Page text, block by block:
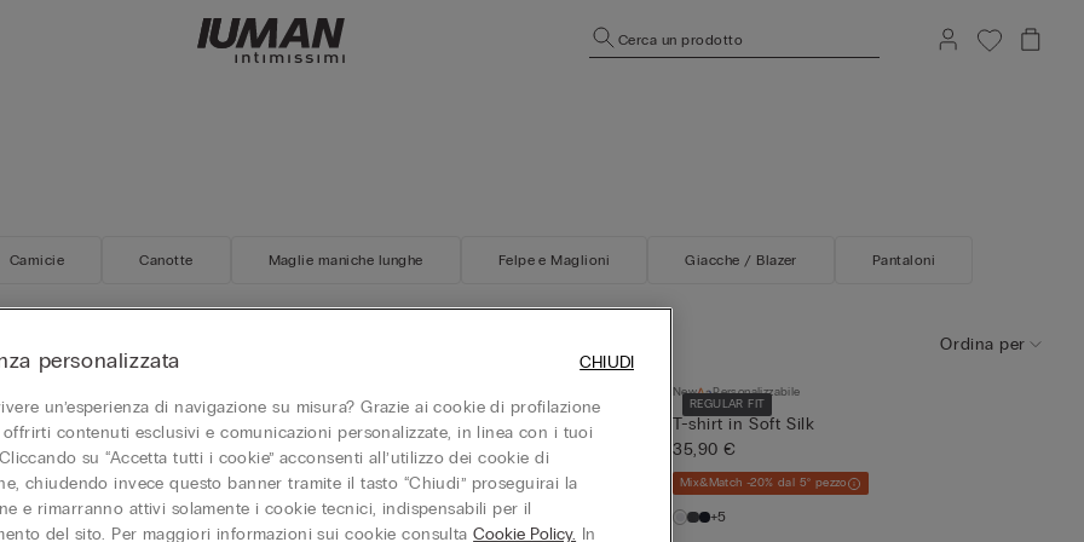
Cerca un prodotto
Camicie Canotte Maglie maniche lunghe Felpe e Maglioni Giacche / Blazer Pantaloni
Ordina per
Touch
100% Lino Soft
5° pezzo
OVERSIZE
T-shirt Oversize in 100% Cotone
Mix&Match -20% dal 5° pezzo
+5
REGULAR FIT
New Personalizzabile
T-shirt in Soft Silk
35,90 €
Mix&Match -20% dal 5° pezzo
+5
personalizzata
un’esperienza di navigazione su misura? Grazie ai cookie di profilazione
offrirti contenuti esclusivi e comunicazioni personalizzate, in linea con i tuoi
su “Accetta tutti i cookie” acconsenti all’utilizzo dei cookie di
chiudendo invece questo banner tramite il tasto “Chiudi” proseguirai la
e rimarranno attivi solamente i cookie tecnici, indispensabili per il
del sito. Per maggiori informazioni sui cookie consultaCookie Policy. In
CHIUDI